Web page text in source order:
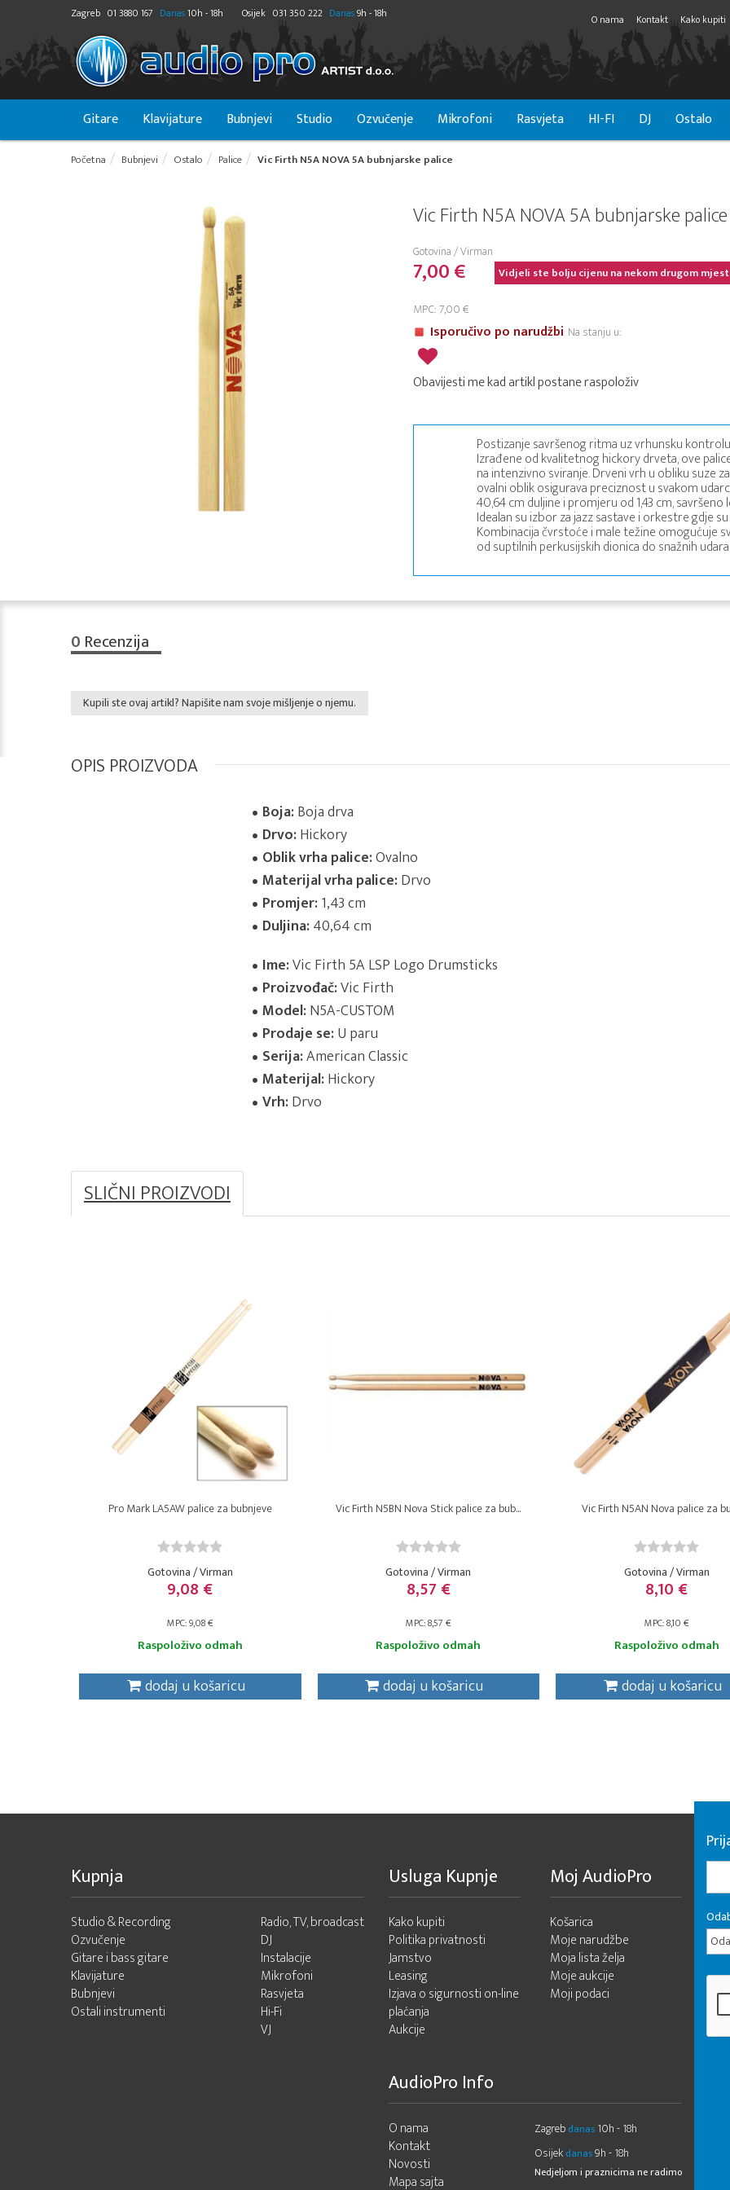
Zagreb 01 3880 167 Danas10h - 18h Osijek 031 350 222 Danas9h - 18h O nama Kontakt Kako kupiti
Gitare Klavijature Bubnjevi Studio Ozvučenje Mikrofoni Rasvjeta HI-FI DJ Ostalo
Početna Bubnjevi Ostalo Palice Vic Firth N5A NOVA 5A bubnjarske palice
Vic Firth N5A NOVA 5A bubnjarske palice
Gotovina / Virman
7,00 € Vidjeli ste bolju cijenu na nekom drugom
MPC: 7,00 €
Isporučivo po narudžbi Na stanju u:
Obavijesti me kad artikl postane raspoloživ
Postizanje savršenog ritma uz vrhunsku
Izrađene od kvalitetnog hickory drveta, ove
na intenzivno sviranje. Drveni vrh u obliku suze
ovalni oblik osigurava preciznost u svakom
40,64 cm duljine i promjeru od 1,43 cm,
Idealan su izbor za jazz sastave i orkestre gdje
Kombinacija čvrstoće i male težine omogućuje
od suptilnih perkusijskih dionica do snažnih
0 Recenzija
Kupili ste ovaj artikl? Napišite nam svoje mišljenje o njemu.
OPIS PROIZVODA
Boja:Boja drva
Drvo:Hickory
Oblik vrha palice:Ovalno
Materijal vrha palice:Drvo
Promjer:1,43 cm
Duljina:40,64 cm
Ime:Vic Firth 5A LSP Logo Drumsticks
Proizvođač:Vic Firth
Model:N5A-CUSTOM
Prodaje se:U paru
Serija:American Classic
Materijal:Hickory
Vrh:Drvo
SLIČNI PROIZVODI
Pro Mark LA5AW palice za bubnjeve
Gotovina / Virman
9,08 €
MPC: 9,08 €
Raspoloživo odmah
dodaj u košaricu
Vic Firth N5BN Nova Stick palice za bub...
Gotovina / Virman
8,57 €
MPC: 8,57 €
Raspoloživo odmah
dodaj u košaricu
Vic Firth N5AN Nova palice za
Gotovina / Virman
8,10 €
MPC: 8,10 €
Raspoloživo odmah
dodaj u košaricu
Kupnja
Studio & Recording
Ozvučenje
Gitare i bass gitare
Klavijature
Bubnjevi
Ostali instrumenti
Radio, TV, broadcast
DJ
Instalacije
Mikrofoni
Rasvjeta
Hi-Fi
VJ
Usluga Kupnje
Kako kupiti
Politika privatnosti
Jamstvo
Leasing
Izjava o sigurnosti on-line
plaćanja
Aukcije
Moj AudioPro
Košarica
Moje narudžbe
Moja lista želja
Moje aukcije
Moji podaci
AudioPro Info
O nama
Kontakt
Novosti
Mapa sajta
Zagreb danas 10h - 18h
Osijek danas9h - 18h
Nedjeljom i praznicima ne radimo